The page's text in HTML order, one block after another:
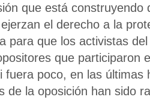
que está construyendo
el derecho a la
para que los activistas
que participaron
fuera poco, en las últimas
de la oposición han sido